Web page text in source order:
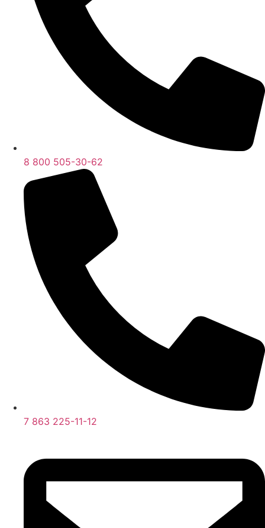
8 800 505-30-62
7 863 225-11-12